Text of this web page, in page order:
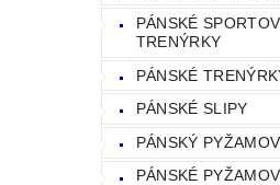
PÁNSKÉ
TRENÝRKY
PÁNSKÉ
PÁNSKÉ SLIPY
PÁNSKÝ
PÁNSKÉ